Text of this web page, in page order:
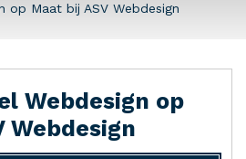
op Maat bij ASV Webdesign
Webdesign op
Webdesign